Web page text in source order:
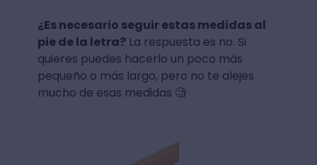
¿Es necesario seguir estas medidas al
pie de la letra?La respuesta es no. Si
quieres puedes hacerlo un poco más
pequeño o más largo, pero no te alejes
mucho de esas medidas 🧐